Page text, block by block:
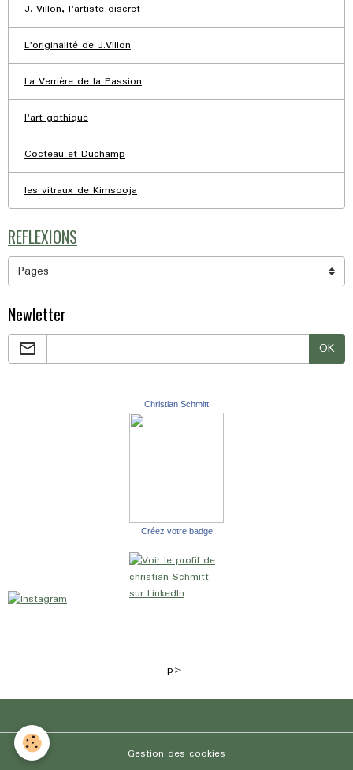
J. Villon, l'artiste discret
L'originalité de J.Villon
La Verrière de la Passion
l'art gothique
Cocteau et Duchamp
les vitraux de Kimsooja
REFLEXIONS
Newletter
OK
Christian Schmitt
Créez votre badge
p>
Gestion des cookies